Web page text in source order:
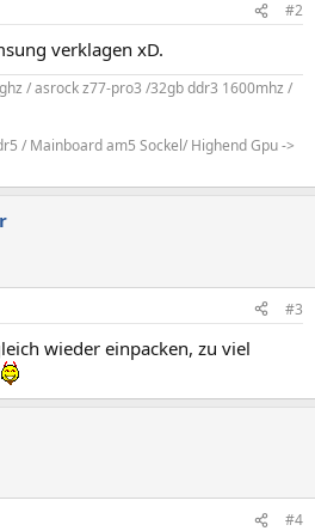
#2
verklagen xD.
/ asrock z77-pro3 /32gb ddr3 1600mhz /
/ Mainboard am5 Sockel/ Highend Gpu ->
#3
wieder einpacken, zu viel
#4